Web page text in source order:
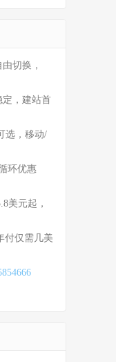
切换，
定，建站首
选，移动/
环优惠
美元起，
付仅需几美